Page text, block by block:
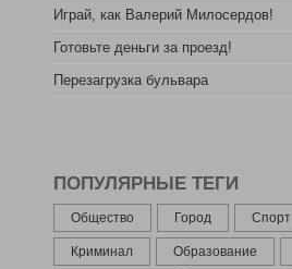
Играй, как Валерий Милосердов!
Готовьте деньги за проезд!
Перезагрузка бульвара
ПОПУЛЯРНЫЕ ТЕГИ
Общество Город Спорт
Криминал Образование